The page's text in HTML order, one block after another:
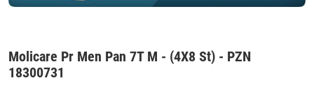
Molicare Pr Men Pan 7T M - (4X8 St) - PZN
18300731